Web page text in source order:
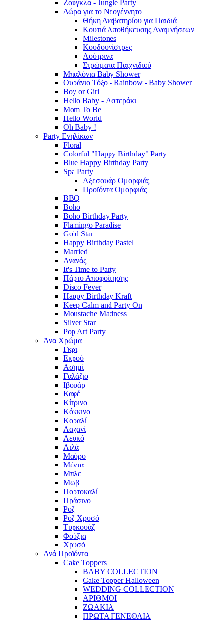
Ζούγκλα - Jungle Party
Δώρα για το Νεογέννητο
Θήκη Διαβατηρίου για Παιδιά
Κουτιά Αποθήκευσης Αναμνήσεων
Milestones
Κουδουνίστρες
Λούτρινα
Στρώματα Παιχνιδιού
Μπαλόνια Baby Shower
Ουράνιο Τόξο - Rainbow - Baby Shower
Boy or Girl
Hello Baby - Αστεράκι
Mom To Be
Hello World
Oh Baby !
Party Ενηλίκων
Floral
Colorful "Happy Birthday" Party
Blue Happy Birthday Party
Spa Party
Αξεσουάρ Ομορφιάς
Προϊόντα Ομορφιάς
BBQ
Boho
Boho Birthday Party
Flamingo Paradise
Gold Star
Happy Birthday Pastel
Married
Ανανάς
It's Time to Party
Πάρτυ Αποφοίτησης
Disco Fever
Happy Birthday Kraft
Keep Calm and Party On
Moustache Madness
Silver Star
Pop Art Party
Άνα Χρώμα
Γκρι
Εκρού
Ασημί
Γαλάζιο
Ιβουάρ
Καφέ
Κίτρινο
Κόκκινο
Κοραλί
Λαχανί
Λευκό
Λιλά
Μαύρο
Μέντα
Μπλε
Μωβ
Πορτοκαλί
Πράσινο
Ροζ
Ροζ Χρυσό
Τυρκουάζ
Φούξια
Χρυσό
Ανά Προϊόντα
Cake Toppers
BABY COLLECTION
Cake Topper Halloween
WEDDING COLLECTION
ΑΡΙΘΜΟΙ
ΖΩΑΚΙΑ
ΠΡΩΤΑ ΓΕΝΕΘΛΙΑ